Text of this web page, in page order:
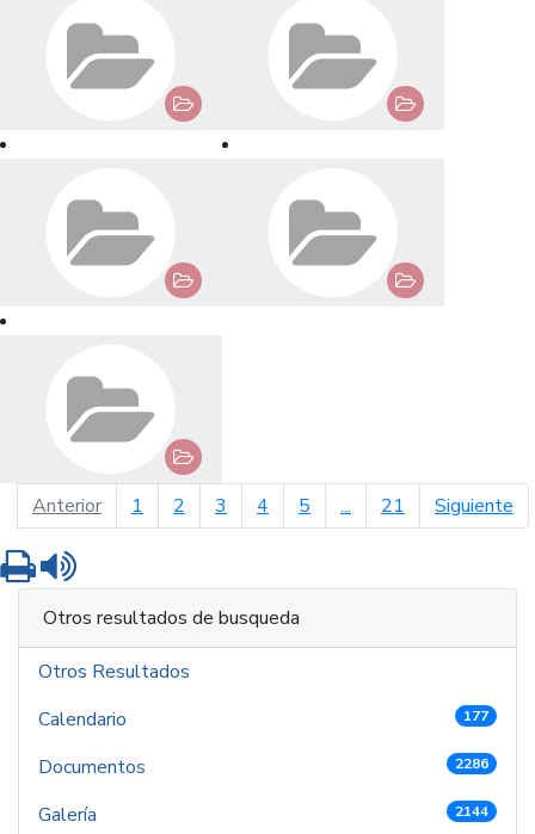
Anteriorpágina anterior
1 2 3 4 5 ... 21 Siguiente
Imprimir
Otros resultados de busqueda
Otros Resultados
Calendario
177
Documentos 2286
Galería 2144